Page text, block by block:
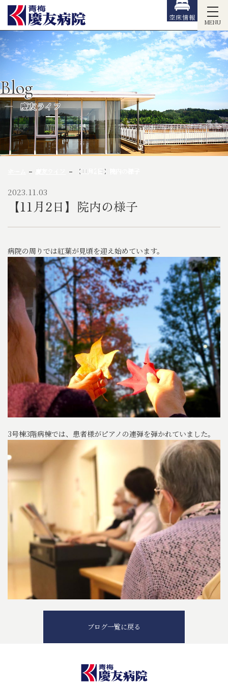
MENU
空床情報
Blog
慶友ライフ
【11月2日】院内の様子
2023.11.03
【11月2日】院内の様子
病院の周りでは紅葉が見頃を迎え始めています。
3号棟3階病棟では、患者様がピアノの連弾を弾かれていました。
ブログ一覧に戻る